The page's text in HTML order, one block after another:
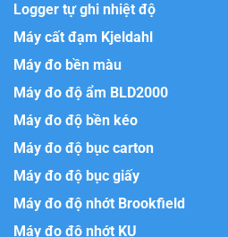
Logger tự ghi nhiệt độ
Máy cất đạm Kjeldahl
Máy đo bền màu
Máy đo độ ẩm BLD2000
Máy đo độ bền kéo
Máy đo độ bục carton
Máy đo độ bục giấy
Máy đo độ nhớt Brookfield
Máy đo độ nhớt KU